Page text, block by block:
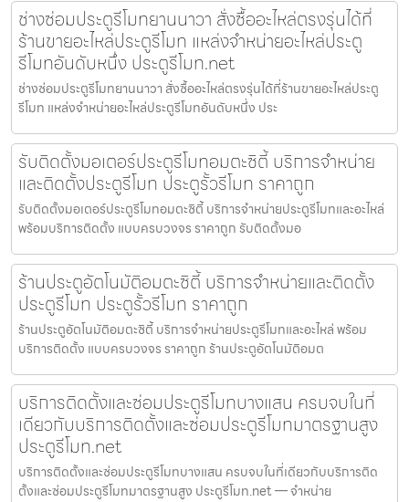
ช่างซ่อมประตูรีโมทยานนาวา สั่งซื้ออะไหล่ตรงรุ่นได้ที่
ร้านขายอะไหล่ประตูรีโมท แหล่งจำหน่ายอะไหล่ประตู
รีโมทอันดับหนึ่ง ประตูรีโมท.net
ช่างซ่อมประตูรีโมทยานนาวา สั่งซื้ออะไหล่ตรงรุ่นได้ที่ร้านขายอะไหล่ประตู
รีโมท แหล่งจำหน่ายอะไหล่ประตูรีโมทอันดับหนึ่ง ประ
รับติดตั้งมอเตอร์ประตูรีโมทอมตะซิตี้ บริการจำหน่าย
และติดตั้งประตูรีโมท ประตูรั้วรีโมท ราคาถูก
รับติดตั้งมอเตอร์ประตูรีโมทอมตะซิตี้ บริการจำหน่ายประตูรีโมทและอะไหล่
พร้อมบริการติดตั้ง แบบครบวงจร ราคาถูก รับติดตั้งมอ
ร้านประตูอัตโนมัติอมตะซิตี้ บริการจำหน่ายและติดตั้ง
ประตูรีโมท ประตูรั้วรีโมท ราคาถูก
ร้านประตูอัตโนมัติอมตะซิตี้ บริการจำหน่ายประตูรีโมทและอะไหล่ พร้อม
บริการติดตั้ง แบบครบวงจร ราคาถูก ร้านประตูอัตโนมัติอมต
บริการติดตั้งและซ่อมประตูรีโมทบางแสน ครบจบในที่
เดียวกับบริการติดตั้งและซ่อมประตูรีโมทมาตรฐานสูง
ประตูรีโมท.net
บริการติดตั้งและซ่อมประตูรีโมทบางแสน ครบจบในที่เดียวกับบริการติด
ตั้งและซ่อมประตูรีโมทมาตรฐานสูง ประตูรีโมท.net — จำหน่าย